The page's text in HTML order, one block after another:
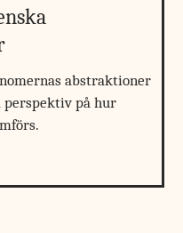
abstraktioner
perspektiv på hur